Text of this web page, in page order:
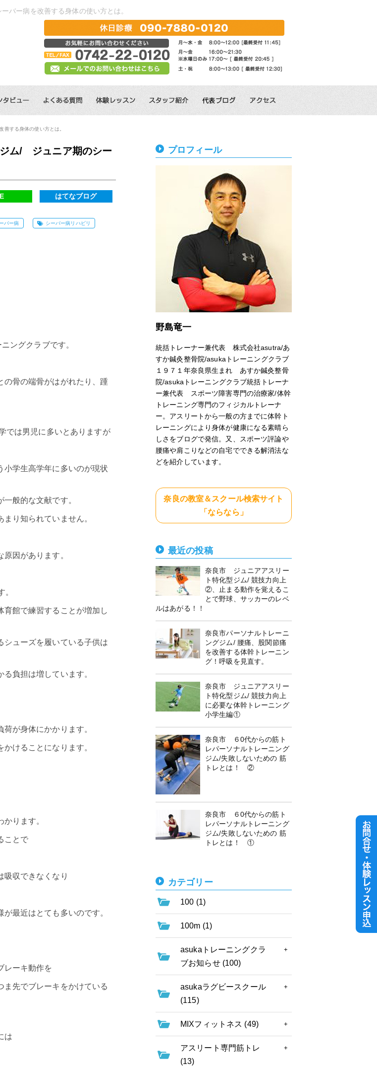
ー病を改善する身体の使い方とは。
する身体の使い方とは。
ム/ ジュニア期のシー
はてなブログ
バー病 シーバー病リハビリ
ングクラブです。
の骨の端骨がはがれたり、踵
では男児に多いとありますが
小学生高学年に多いのが現状
般的な文献です。
り知られていません。
因があります。
館で練習することが増加し
シューズを履いている子供は
負担は増しています。
が身体にかかります。
けることになります。
ります。
ことで
吸収できなくなり
最近はとても多いのです。
レーキ動作を
先でブレーキをかけている
は
プロフィール
野島竜一
統括トレーナー兼代表 株式会社asutra/あ
すか鍼灸整骨院/asukaトレーニングクラブ
１９７１年奈良県生まれ あすか鍼灸整骨
院/asukaトレーニングクラブ統括トレーナ
ー兼代表 スポーツ障害専門の治療家/体幹
トレーニング専門のフィジカルトレーナ
ー。アスリートから一般の方までに体幹ト
レーニングにより身体が健康になる素晴ら
しさをブログで発信。又、スポーツ評論や
腰痛や肩こりなどの自宅でできる解消法な
どを紹介しています。
奈良の教室＆スクール検索サイト
「ならなら」
最近の投稿
奈良市 ジュニアアスリー
ト特化型ジム/ 競技力向上
②、止まる動作を覚えるこ
とで野球、サッカーのレベ
ルはあがる！！
奈良市パーソナルトレーニ
ングジム/ 腰痛、股関節痛
を改善する体幹トレーニン
グ！呼吸を見直す。
奈良市 ジュニアアスリー
ト特化型ジム/ 競技力向上
に必要な体幹トレーニング
小学生編①
奈良市 ６0代からの筋ト
レパーソナルトレーニング
ジム/失敗しないための 筋
トレとは！ ②
奈良市 ６0代からの筋ト
レパーソナルトレーニング
ジム/失敗しないための 筋
トレとは！ ①
カテゴリー
100 (1)
100m (1)
asukaトレーニングクラ
ブお知らせ (100)
asukaラグビースクール
(115)
MIXフィットネス (49)
アスリート専門筋トレ
(13)